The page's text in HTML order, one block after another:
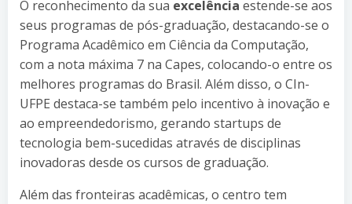
O reconhecimento da sua excelência estende-se aos
seus programas de pós-graduação, destacando-se o
Programa Acadêmico em Ciência da Computação,
com a nota máxima 7 na Capes, colocando-o entre os
melhores programas do Brasil. Além disso, o CIn-
UFPE destaca-se também pelo incentivo à inovação e
ao empreendedorismo, gerando startups de
tecnologia bem-sucedidas através de disciplinas
inovadoras desde os cursos de graduação.
Além das fronteiras acadêmicas, o centro tem